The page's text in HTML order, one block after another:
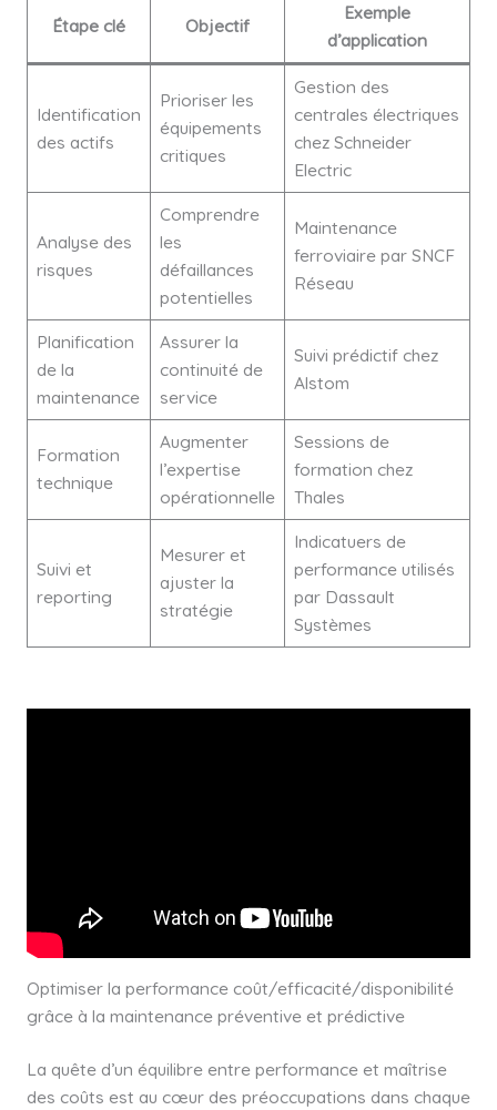
Étape clé Objectif
Exemple
d’application
Identification
des actifs
Prioriser les
équipements
critiques
Gestion des
centrales électriques
chez Schneider
Electric
Analyse des
risques
Comprendre
les
défaillances
potentielles
Maintenance
ferroviaire par SNCF
Réseau
Planification
de la
maintenance
Assurer la
continuité de
service
Suivi prédictif chez
Alstom
Formation
technique
Augmenter
l’expertise
opérationnelle
Sessions de
formation chez
Thales
Suivi et
reporting
Mesurer et
ajuster la
stratégie
Indicatuers de
performance utilisés
par Dassault
Systèmes
Optimiser la performance coût/efficacité/disponibilité
grâce à la maintenance préventive et prédictive
La quête d’un équilibre entre performance et maîtrise
des coûts est au cœur des préoccupations dans chaque